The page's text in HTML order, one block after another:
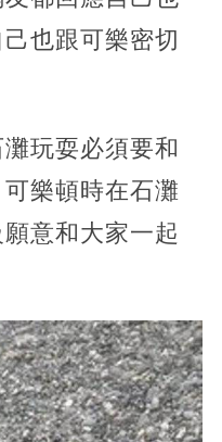
也跟可樂密切
玩耍必須要和
樂頓時在石灘
意和大家一起